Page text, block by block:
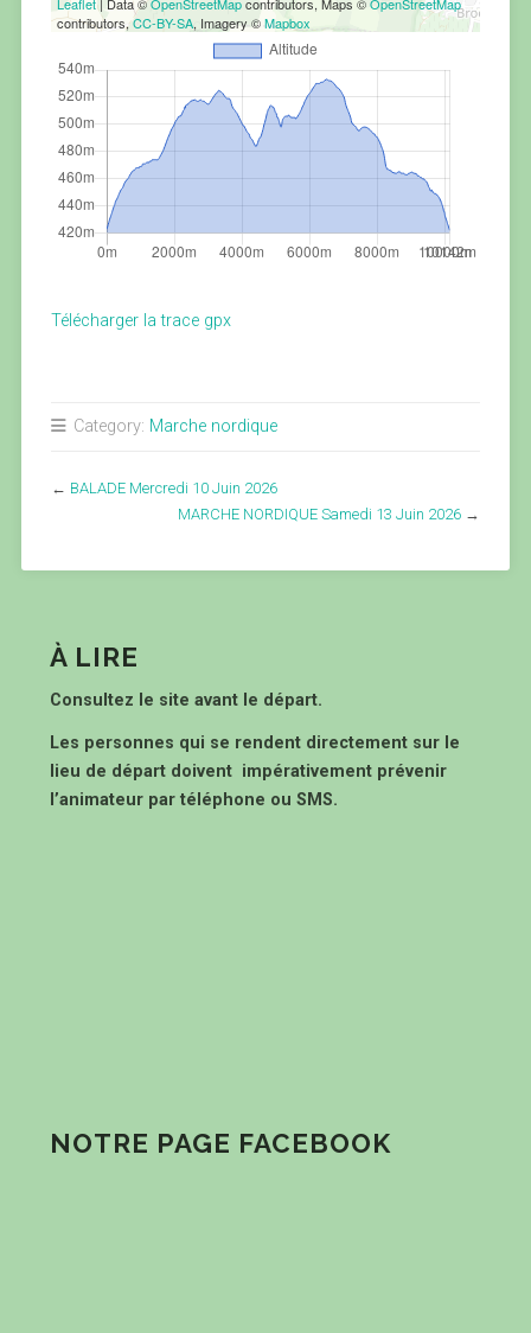
contributors,CC-BY-SA, Imagery ©Mapbox
Télécharger la trace gpx
Category: Marche nordique
← BALADE Mercredi 10 Juin 2026
MARCHE NORDIQUE Samedi 13 Juin 2026 →
À LIRE
Consultez le site avant le départ.
Les personnes qui se rendent directement sur le
lieu de départ doivent impérativement prévenir
l’animateur par téléphone ou SMS.
NOTRE PAGE FACEBOOK